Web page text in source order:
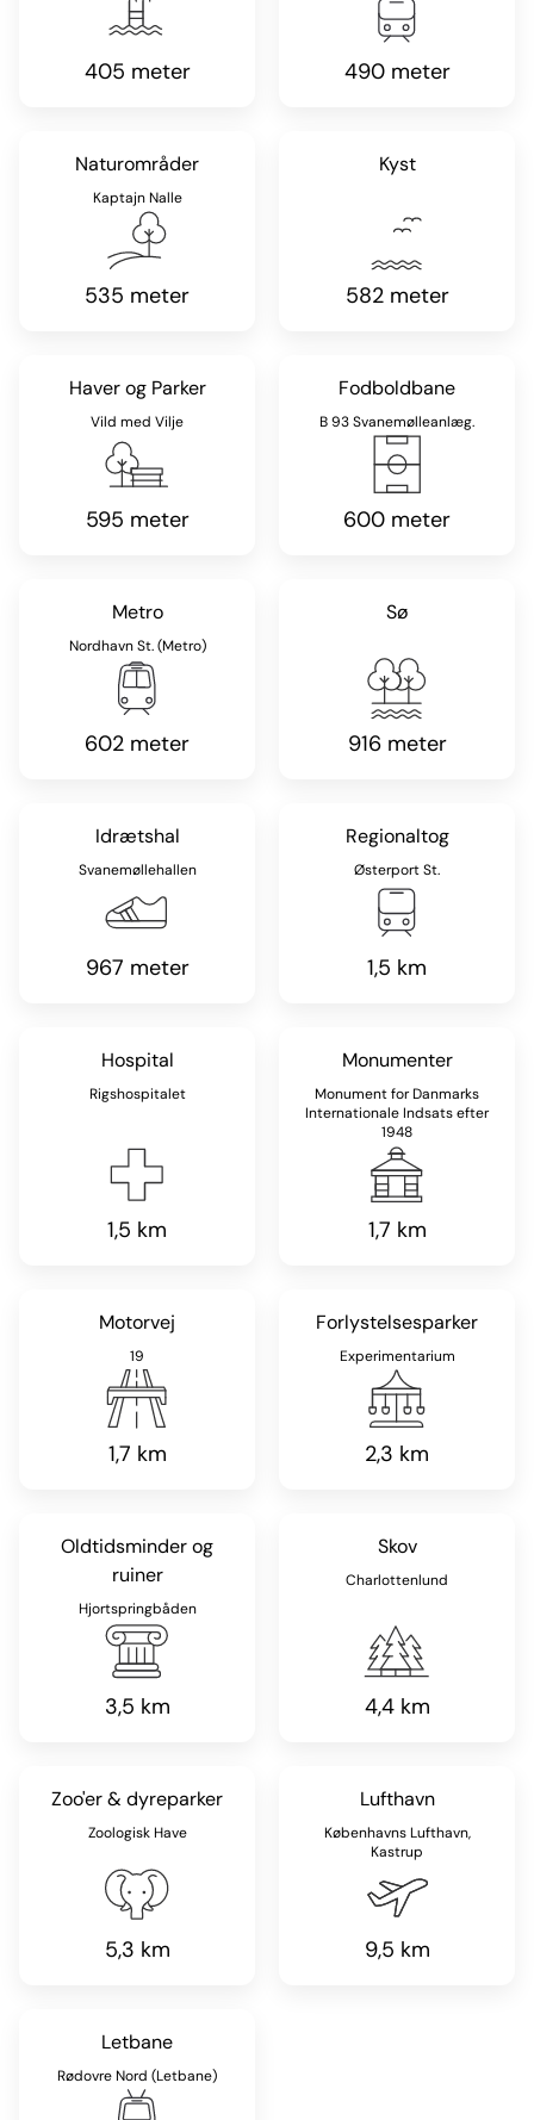
405 meter 490 meter
Naturområder
Kaptajn Nalle
535 meter
Kyst
582 meter
Haver og Parker
Vild med Vilje
595 meter
Fodboldbane
B 93 Svanemølleanlæg.
600 meter
Metro
Nordhavn St. (Metro)
602 meter
Sø
916 meter
Idrætshal
Svanemøllehallen
967 meter
Regionaltog
Østerport St.
1,5 km
Hospital
Rigshospitalet
1,5 km
Monumenter
Monument for Danmarks
Internationale Indsats efter
1948
1,7 km
Motorvej
19
1,7 km
Forlystelsesparker
Experimentarium
2,3 km
Oldtidsminder og
ruiner
Hjortspringbåden
3,5 km
Skov
Charlottenlund
4,4 km
Zoo'er & dyreparker
Zoologisk Have
5,3 km
Lufthavn
Københavns Lufthavn,
Kastrup
9,5 km
Letbane
Rødovre Nord (Letbane)